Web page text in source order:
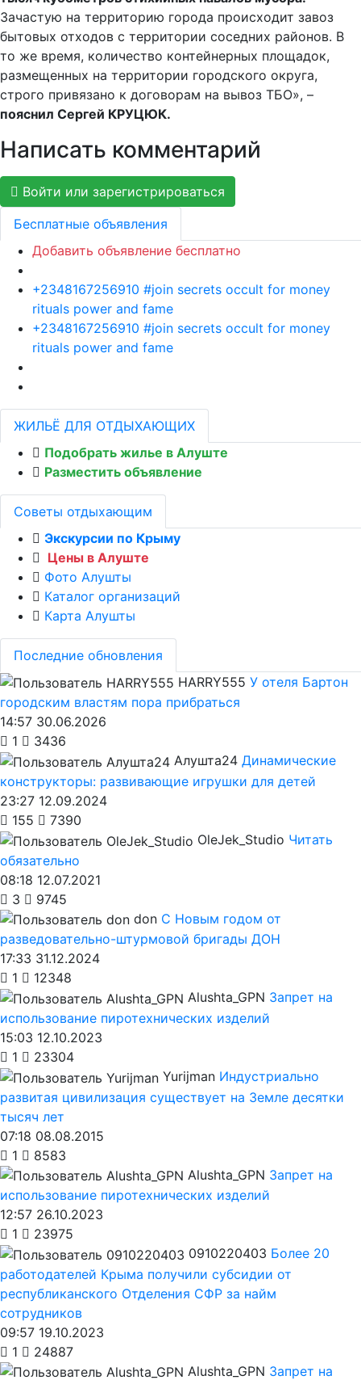
Зачастую на территорию города происходит завоз
бытовых отходов с территории соседних районов. В
то же время, количество контейнерных площадок,
размещенных на территории городского округа,
строго привязано к договорам на вывоз ТБО», –
пояснил Сергей КРУЦЮК.
Написать комментарий
Войти или зарегистрироваться
Бесплатные объявления
Добавить объявление бесплатно
+2348167256910 #join secrets occult for money
rituals power and fame
+2348167256910 #join secrets occult for money
rituals power and fame
ЖИЛЬЁ ДЛЯ ОТДЫХАЮЩИХ
Подобрать жилье в Алуште
Разместить объявление
Советы отдыхающим
Экскурсии по Крыму
Цены в Алуште
Фото Алушты
Каталог организаций
Карта Алушты
Последние обновления
HARRY555 У отеля Бартон
городским властям пора прибраться
14:57 30.06.2026
1
3436
Алушта24 Динамические
конструкторы: развивающие игрушки для детей
23:27 12.09.2024
155
7390
OleJek_Studio Читать
обязательно
08:18 12.07.2021
3
9745
don С Новым годом от
разведовательно-штурмовой бригады ДОН
17:33 31.12.2024
1
12348
Alushta_GPN Запрет на
использование пиротехнических изделий
15:03 12.10.2023
1
23304
Yurijman Индустриально
развитая цивилизация существует на Земле десятки
тысяч лет
07:18 08.08.2015
1
8583
Alushta_GPN Запрет на
использование пиротехнических изделий
12:57 26.10.2023
1
23975
0910220403 Более 20
работодателей Крыма получили субсидии от
республиканского Отделения СФР за найм
сотрудников
09:57 19.10.2023
1
24887
Alushta_GPN Запрет на